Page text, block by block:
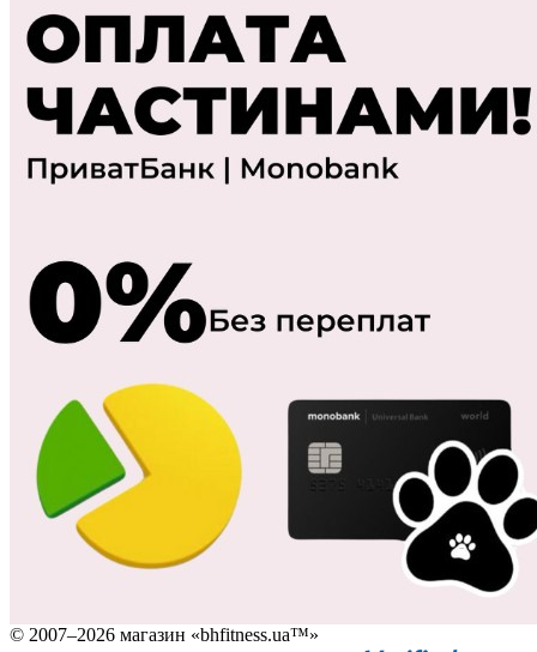
© 2007–2026 магазин «bhfitness.ua™»